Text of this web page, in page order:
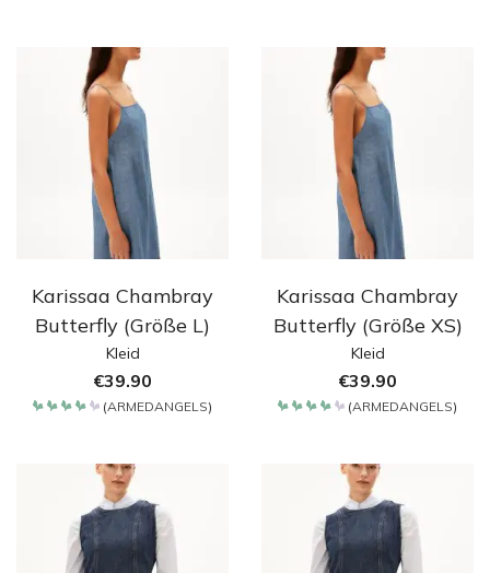
Karissaa Chambray
Butterfly (Größe L)
Kleid
€39.90
(ARMEDANGELS)
Karissaa Chambray
Butterfly (Größe XS)
Kleid
€39.90
(ARMEDANGELS)